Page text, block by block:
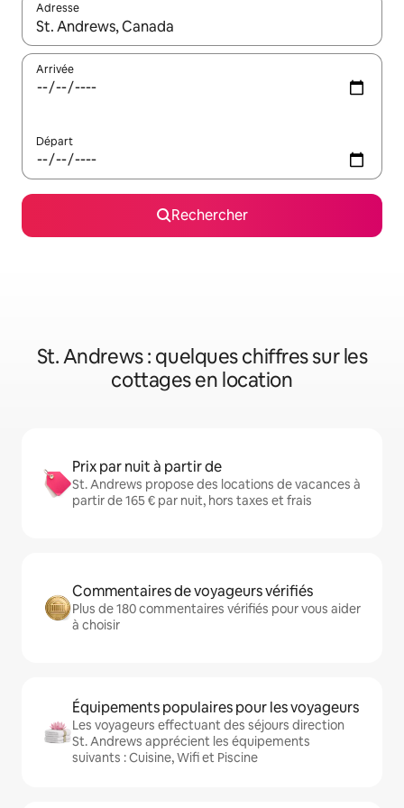
Adresse
Lorsque les résultats s'affichent, utilisez les flèches vers le
Arrivée
Départ
Rechercher
St. Andrews : quelques chiffres sur les
cottages en location
Prix par nuit à partir de
St. Andrews propose des locations de vacances à
partir de 165 € par nuit, hors taxes et frais
Commentaires de voyageurs vérifiés
Plus de 180 commentaires vérifiés pour vous aider
à choisir
Équipements populaires pour les voyageurs
Les voyageurs effectuant des séjours direction
St. Andrews apprécient les équipements
suivants : Cuisine, Wifi et Piscine